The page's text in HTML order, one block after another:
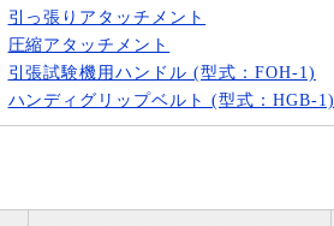
引っ張りアタッチメント
圧縮アタッチメント
引張試験機用ハンドル (型式：FOH-1)
ハンディグリップベルト (型式：HGB-1)